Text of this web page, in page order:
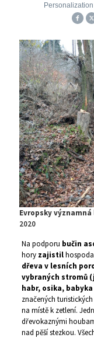
Evropsky
2020
Na podporu bučin
hory zajistil
dřeva v lesních
vybraných stromů
habr, osika,
značených
na místě k zetlení.
dřevokaznými
nad pěší stezkou.